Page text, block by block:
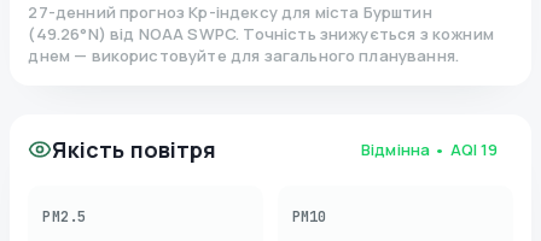
27-денний прогноз Kp-індексу для міста Бурштин
(49.26°N)від NOAA SWPC. Точність знижується з кожним
днем — використовуйте для загального планування.
Якість повітря Відмінна • AQI19
PM2.5 PM10